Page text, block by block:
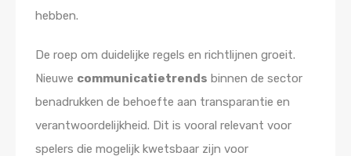
hebben.
De roep om duidelijke regels en richtlijnen groeit.
Nieuwe communicatietrends binnen de sector
benadrukken de behoefte aan transparantie en
verantwoordelijkheid. Dit is vooral relevant voor
spelers die mogelijk kwetsbaar zijn voor